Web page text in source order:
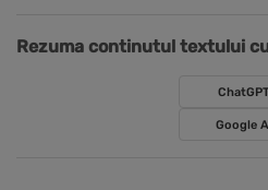
Rezuma continutul textului
Google